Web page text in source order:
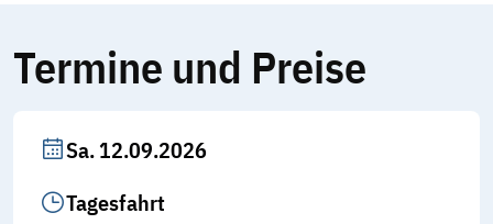
Termine und Preise
Sa. 12.09.2026
Tagesfahrt